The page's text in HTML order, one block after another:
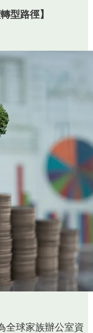
型路徑】
全球家族辦公室資